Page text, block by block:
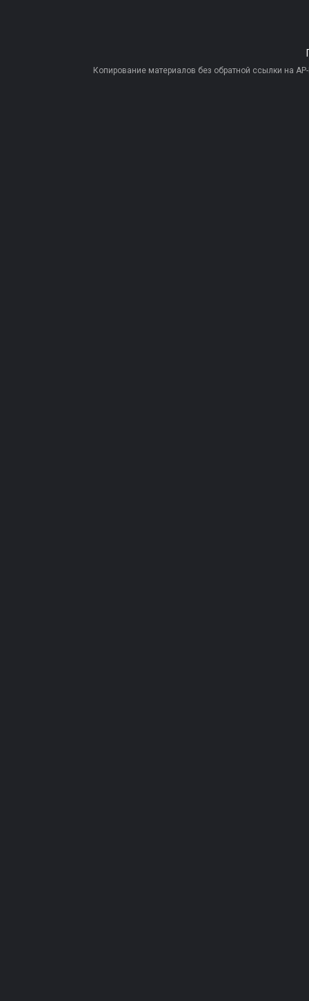
Копирование материалов без обратной ссылки на